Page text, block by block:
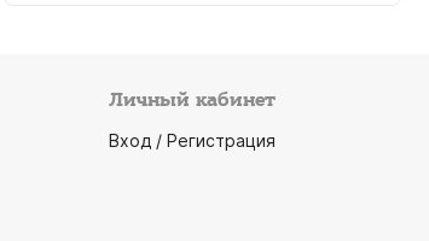
Личный кабинет
Вход / Регистрация